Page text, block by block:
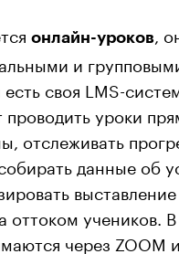
онлайн-уроков
,
и
своя LMS-
проводить уроки
отслеживать
данные об
оттоком учеников.
через ZOOM